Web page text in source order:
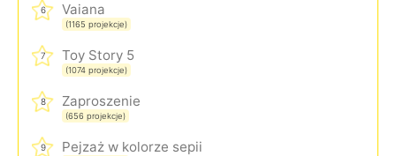
6 Vaiana
(1165 projekcje)
7 Toy Story 5
(1074 projekcje)
8 Zaproszenie
(656 projekcje)
9 Pejzaż w kolorze sepii